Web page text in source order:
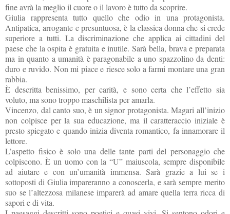
fine avrà la meglio il cuore o il lavoro è tutto da scoprire.
Giulia rappresenta tutto quello che odio in una protagonista.
Antipatica, arrogante e presuntuosa, è la classica donna che si crede
superiore a tutti. La discriminazione che applica ai cittadini del
paese che la ospita è gratuita e inutile. Sarà bella, brava e preparata
ma in quanto a umanità è paragonabile a uno spazzolino da denti:
duro e ruvido. Non mi piace e riesce solo a farmi montare una gran
rabbia.
È descritta benissimo, per carità, e sono certa che l’effetto sia
voluto, ma sono troppo maschilista per amarla.
Vincenzo, dal canto suo, è un signor protagonista. Magari all’inizio
non colpisce per la sua educazione, ma il caratteraccio iniziale è
presto spiegato e quando inizia diventa romantico, fa innamorare il
lettore.
L’aspetto fisico è solo una delle tante parti del personaggio che
colpiscono. È un uomo con la “U” maiuscola, sempre disponibile
ad aiutare e con un’umanità immensa. Sarà grazie a lui se i
sottoposti di Giulia impareranno a conoscerla, e sarà sempre merito
suo se l’altezzosa milanese imparerà ad amare quella terra ricca di
sapori e di vita.